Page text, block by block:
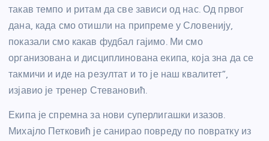
такав темпо и ритам да све зависи од нас. Од првог
дана, када смо отишли на припреме у Словенију,
показали смо какав фудбал гајимо. Ми смо
организована и дисциплинована екипа, која зна да се
такмичи и иде на резултат и то је наш квалитет”,
изјавио је тренер Стевановић.
Екипа је спремна за нови суперлигашки изазов.
Михајло Петковић је санирао повреду по повратку из